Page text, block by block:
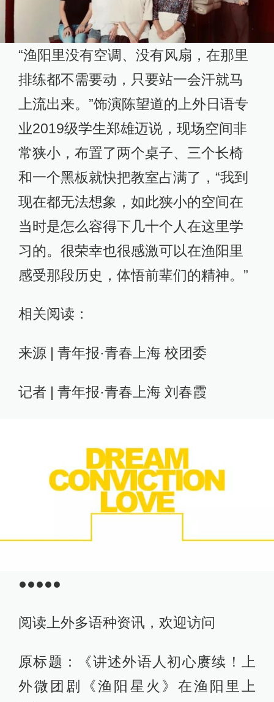
“渔阳里没有空调、没有风扇，在那里
排练都不需要动，只要站一会汗就马
上流出来。”饰演陈望道的上外日语专
业2019级学生郑雄迈说，现场空间非
常狭小，布置了两个桌子、三个长椅
和一个黑板就快把教室占满了，“我到
现在都无法想象，如此狭小的空间在
当时是怎么容得下几十个人在这里学
习的。很荣幸也很感激可以在渔阳里
感受那段历史，体悟前辈们的精神。”
相关阅读：
来源 | 青年报·青春上海 校团委
记者 | 青年报·青春上海 刘春霞
●●●●●
阅读上外多语种资讯，欢迎访问
原标题：《讲述外语人初心赓续！上
外微团剧《渔阳星火》在渔阳里上